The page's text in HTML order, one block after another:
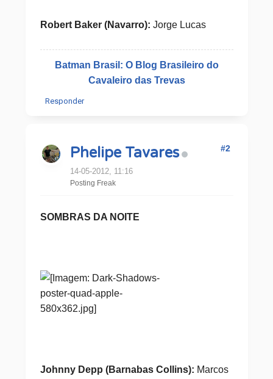
Robert Baker (Navarro): Jorge Lucas
Batman Brasil: O Blog Brasileiro do
Cavaleiro das Trevas
Responder
Phelipe Tavares
14-05-2012, 11:16
Posting Freak
#2
SOMBRAS DA NOITE
Johnny Depp (Barnabas Collins): Marcos